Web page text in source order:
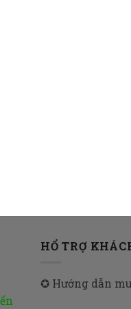
HỔ TRỢ
✪ Hướng dẫn